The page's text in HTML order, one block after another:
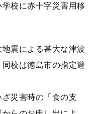
校に赤十字災害用移
震による甚大な津波
同校は徳島市の指定避
災害時の「食の支